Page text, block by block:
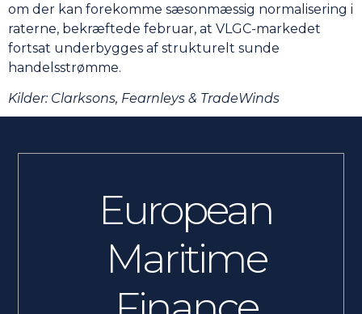
om der kan forekomme sæsonmæssig normalisering i
raterne, bekræftede februar, at VLGC-markedet
fortsat underbygges af strukturelt sunde
handelsstrømme.
Kilder: Clarksons, Fearnleys & TradeWinds
European
Maritime